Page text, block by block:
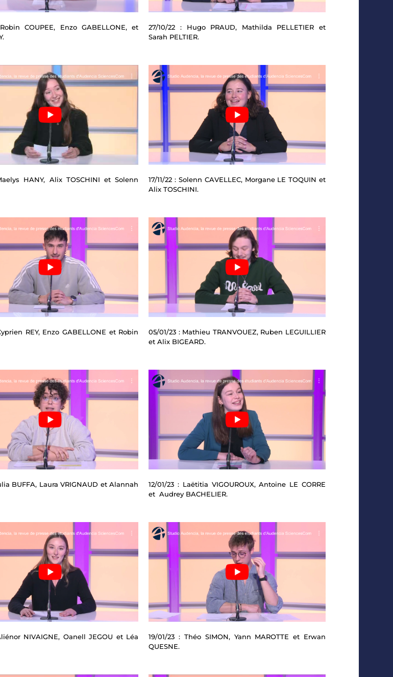
COUPEE, Enzo GABELLONE, et
27/10/22 : Hugo PRAUD, Mathilda PELLETIER et
Sarah PELTIER.
HANY, Alix TOSCHINI et Solenn
17/11/22 : Solenn CAVELLEC, Morgane LE TOQUIN et
Alix TOSCHINI.
REY, Enzo GABELLONE et Robin
05/01/23 : Mathieu TRANVOUEZ, Ruben LEGUILLIER
et Alix BIGEARD.
BUFFA, Laura VRIGNAUD et Alannah
12/01/23 : Laëtitia VIGOUROUX, Antoine LE CORRE
et Audrey BACHELIER.
NIVAIGNE, Oanell JEGOU et Léa
19/01/23 : Théo SIMON, Yann MAROTTE et Erwan
QUESNE.